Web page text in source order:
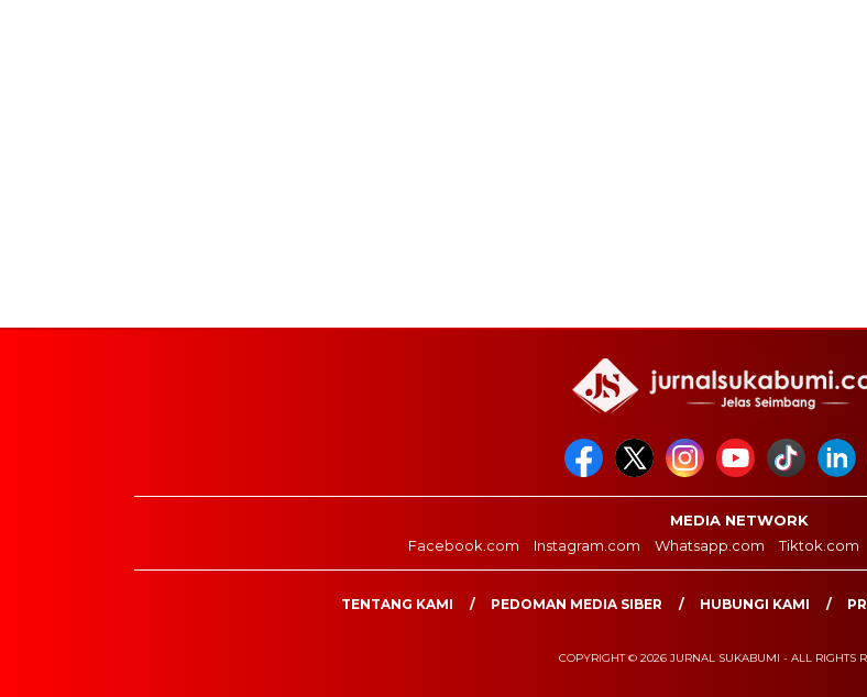
MEDIA NETWORK
Facebook.com
Instagram.com Whatsapp.com Tiktok.com
TENTANG KAMI PEDOMAN MEDIA SIBER HUBUNGI KAMI
COPYRIGHT © 2026 JURNAL SUKABUMI - ALL RIGHTS